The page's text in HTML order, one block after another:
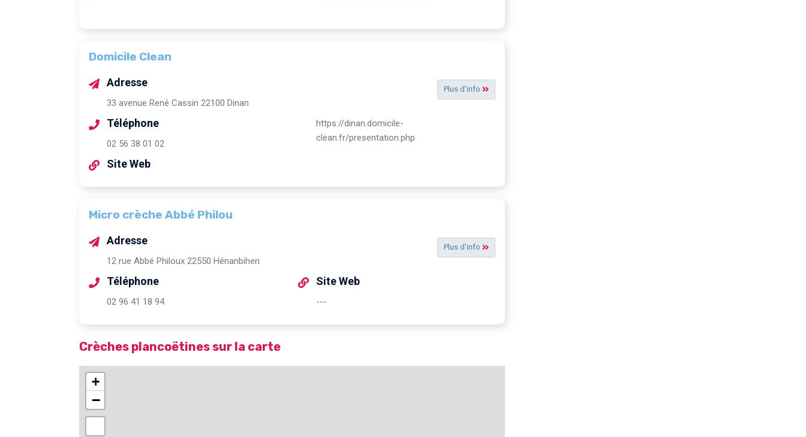
Domicile Clean
Plus d'info
Adresse
33 avenue René Cassin 22100 Dinan
Téléphone
02 56 38 01 02
Site Web
https://dinan.domicile-
clean.fr/presentation.php
Micro crèche Abbé Philou
Plus d'info
Adresse
12 rue Abbé Philoux 22550 Hénanbihen
Téléphone
02 96 41 18 94
Site Web
---
Crèches plancoëtines sur la carte
+
−